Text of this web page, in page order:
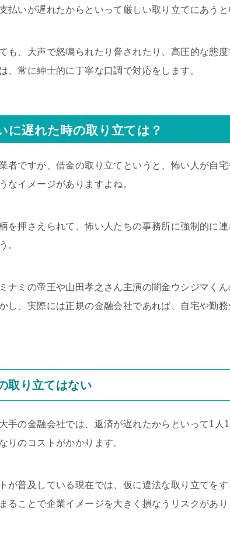
払いが遅れたからといって厳しい取り立てにあうと
も、大声で怒鳴られたり脅されたり、高圧的な態
、常に紳士的に丁寧な口調で対応をします。
に遅れた時の取り立ては？
者ですが、借金の取り立てというと、怖い人が自宅
なイメージがありますよね。
を押さえられて、怖い人たちの事務所に強制的に
。
ナミの帝王や山田孝之さん主演の闇金ウシジマく
し、実際には正規の金融会社であれば、自宅や勤
取り立てはない
手の金融会社では、返済が遅れたからといって1人
りのコストがかかります。
が普及している現在では、仮に違法な取り立てを
ることで企業イメージを大きく損なうリスクがあり